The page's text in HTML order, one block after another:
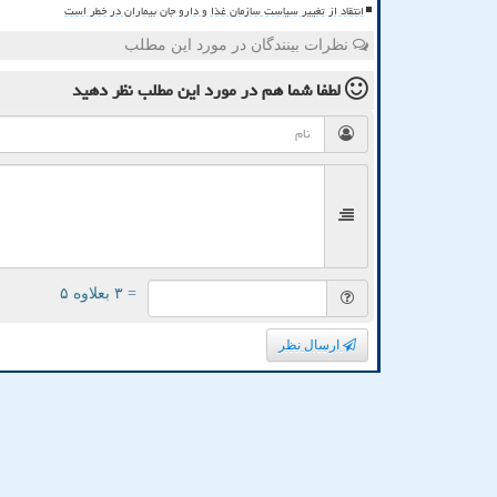
انتقاد از تغییر سیاست سازمان غذا و دارو جان بیماران در خطر است
نظرات بینندگان در مورد این مطلب
لطفا شما همدر مورد این مطلبنظر دهید
= ۳ بعلاوه ۵
ارسال نظر